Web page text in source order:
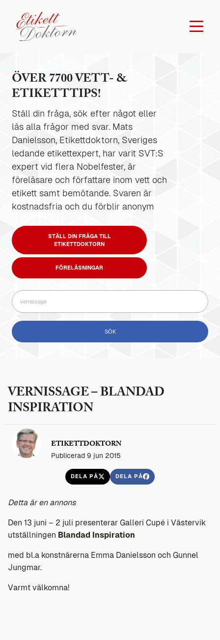
ÖVER 7700 VETT- &
ETIKETTTIPS!
Ställ din fråga, sök efter något eller
läs alla frågor med svar. Mats
Danielsson, Etikettdoktorn, Sveriges
ledande etikettexpert, har varit SVT:S
expert vid flera Nobelfester, är
föreläsare och författare inom vett och
etikett samt bemötande. Svaren är
kostnadsfria och du förblir anonym
STÄLL DIN FRÅGA TILL
ETIKETTDOKTORN
FÖRELÄSNINGAR
VERNISSAGE – BLANDAD
INSPIRATION
ETIKETTDOKTORN
Publicerad 9 jun 2015
DELA PÅ DELA PÅ
Detta är en annons
Den 13 juni – 2 juli presenterar Galleri Cupé i Västervik
utställningen Blandad Inspiration
med bl.a konstnärerna Emma Danielsson och Gunnel
Jungmar.
Varmt välkomna!